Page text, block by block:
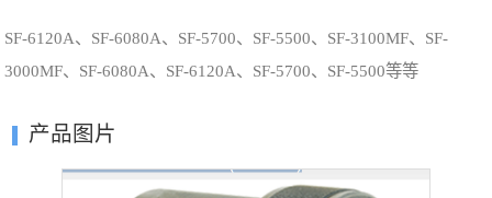
SF-6120A、SF-6080A、SF-5700、SF-5500、SF-3100MF、SF-
3000MF、SF-6080A、SF-6120A、SF-5700、SF-5500等等
产品图片